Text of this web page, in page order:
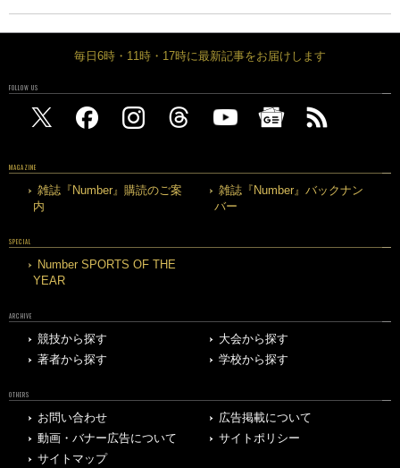
毎日6時・11時・17時に最新記事をお届けします
FOLLOW US
MAGAZINE
雑誌『Number』購読のご案
内
雑誌『Number』バックナン
バー
SPECIAL
Number SPORTS OF THE
YEAR
ARCHIVE
競技から探す
大会から探す
著者から探す
学校から探す
OTHERS
お問い合わせ
広告掲載について
動画・バナー広告について
サイトポリシー
サイトマップ